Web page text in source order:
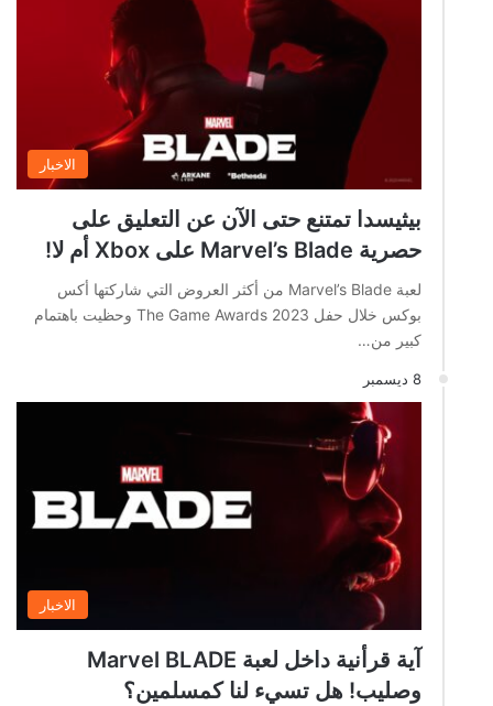
الاخبار
بيثيسدا تمتنع حتى الآن عن التعليق على
حصرية Marvel’s Blade على Xbox أم لا!
لعبة Marvel’s Blade من أكثر العروض التي شاركتها أكس
بوكس خلال حفل The Game Awards 2023 وحظيت باهتمام
كبير من…
8 ديسمبر
الاخبار
آية قرأنية داخل لعبة Marvel BLADE
وصليب! هل تسيء لنا كمسلمين؟